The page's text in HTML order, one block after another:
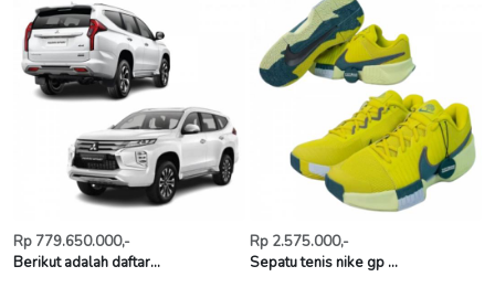
Rp 779.650.000,-
Berikut adalah daftar...
Rp 2.575.000,-
Sepatu tenis nike gp ...